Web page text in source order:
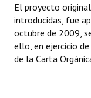
El proyecto
introducidas, fue
octubre de 2009,
ello, en ejercicio
de la Carta